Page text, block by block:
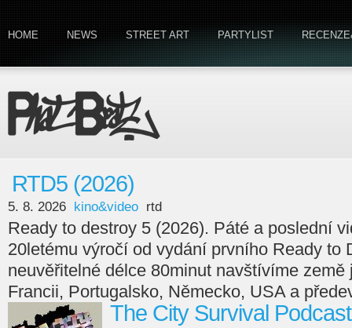
HOME NEWS STREET ART PARTYLIST
RTD5 (2026)
5. 8. 2026 kino&video rtd
Ready to destroy 5 (2026). Páté a poslední
20letému výročí od vydání prvního Ready to
neuvěřitelné délce 80minut navštívíme
Francii, Portugalsko, Německo, USA a
The City Survival Podcast